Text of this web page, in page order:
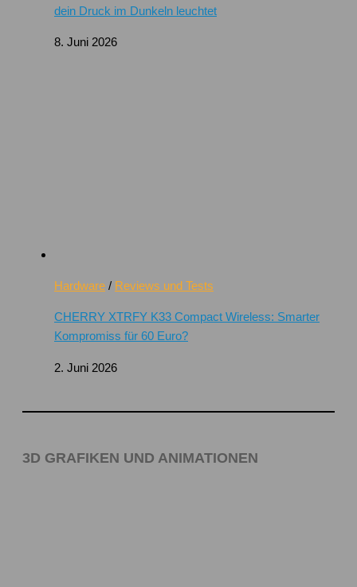
dein Druck im Dunkeln leuchtet
8. Juni 2026
Hardware / Reviews und Tests
CHERRY XTRFY K33 Compact Wireless: Smarter
Kompromiss für 60 Euro?
2. Juni 2026
3D GRAFIKEN UND ANIMATIONEN